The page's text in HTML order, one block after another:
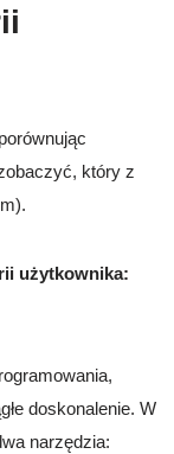
który z
użytkownika:
doskonalenie. W
narzędzia: